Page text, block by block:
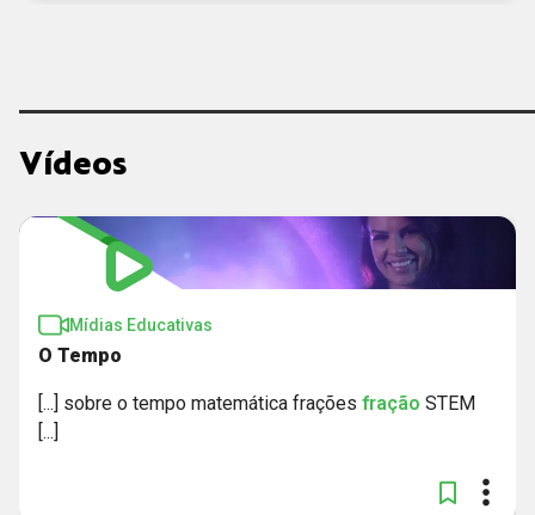
Vídeos
Mídias Educativas
O Tempo
[...] sobre o tempo matemática frações fração STEM
[...]